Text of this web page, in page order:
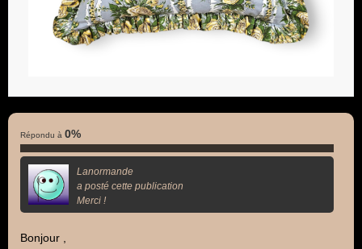
Répondu à 0%
Lanormande
a posté cette publication
Merci !
Bonjour ,